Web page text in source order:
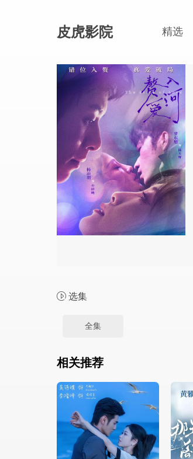
皮虎影院 精选
选集
全集
相关推荐